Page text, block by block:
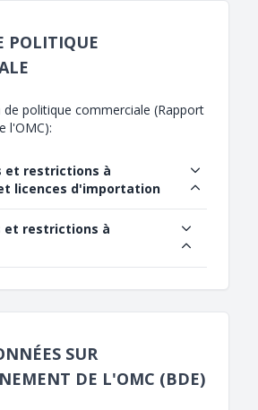
POLITIQUE
de politique commerciale (Rapport
l'OMC):
et restrictions à
licences d'importation
et restrictions à
SUR
DE L'OMC (BDE)